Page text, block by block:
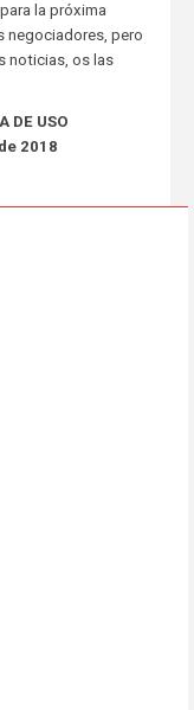
la próxima
negociadores, pero
noticias, os las
DE USO
2018